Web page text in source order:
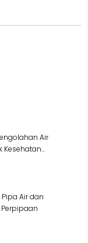
Air
Kesehatan
Air dan